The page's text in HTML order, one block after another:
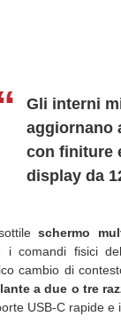
Gli interni
aggiornano
con finiture
display da
schermo
i comandi fisici
cambio di
a due o tre
USB-C rapide e